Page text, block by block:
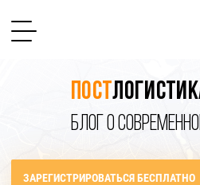
Пост
БЛОГ О
ЗАРЕГИСТРИРОВАТЬСЯ БЕСПЛАТНО